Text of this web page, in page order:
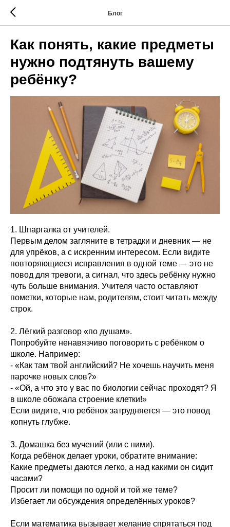
Блог
Как понять, какие предметы
нужно подтянуть вашему
ребёнку?
1. Шпаргалка от учителей.
Первым делом загляните в тетрадки и дневник — не
для упрёков, а с искренним интересом. Если видите
повторяющиеся исправления в одной теме — это не
повод для тревоги, а сигнал, что здесь ребёнку нужно
чуть больше внимания. Учителя часто оставляют
пометки, которые нам, родителям, стоит читать между
строк.
2. Лёгкий разговор «по душам».
Попробуйте ненавязчиво поговорить с ребёнком о
школе. Например:
- «Как там твой английский? Не хочешь научить меня
парочке новых слов?»
- «Ой, а что это у вас по биологии сейчас проходят? Я
в школе обожала строение клетки!»
Если видите, что ребёнок затрудняется — это повод
копнуть глубже.
3. Домашка без мучений (или с ними).
Когда ребёнок делает уроки, обратите внимание:
Какие предметы даются легко, а над какими он сидит
часами?
Просит ли помощи по одной и той же теме?
Избегает ли обсуждения определённых уроков?
Если математика вызывает желание спрятаться под